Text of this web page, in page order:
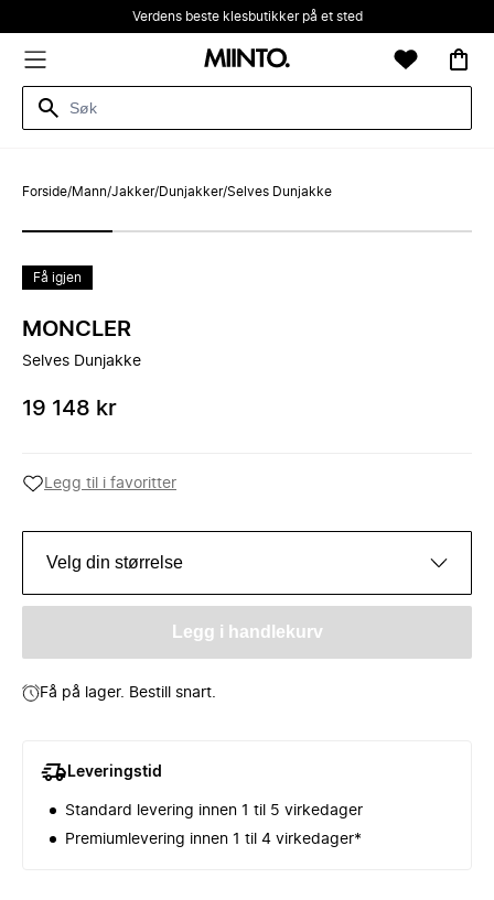
Verdens beste klesbutikker på et sted
Forside/Mann/Jakker/Dunjakker/Selves Dunjakke
Få igjen
MONCLER
Selves Dunjakke
19 148 kr
Legg til i favoritter
Velg din størrelse
Legg i handlekurv
Få på lager. Bestill snart.
Leveringstid
Standard levering innen 1 til 5 virkedager
Premiumlevering innen 1 til 4 virkedager*